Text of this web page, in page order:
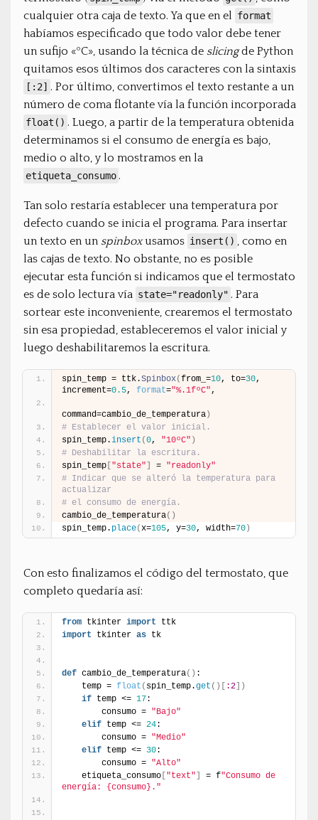
cualquier otra caja de texto. Ya que en el format
habíamos especificado que todo valor debe tener
un sufijo «ºC», usando la técnica de slicingde Python
quitamos esos últimos dos caracteres con la sintaxis
[:2] . Por último, convertimos el texto restante a un
número de coma flotante vía la función incorporada
float() . Luego, a partir de la temperatura obtenida
determinamos si el consumo de energía es bajo,
medio o alto, y lo mostramos en la
etiqueta_consumo .
Tan solo restaría establecer una temperatura por
defecto cuando se inicia el programa. Para insertar
un texto en un spinboxusamos insert() , como en
las cajas de texto. No obstante, no es posible
ejecutar esta función si indicamos que el termostato
es de solo lectura vía state="readonly" . Para
sortear este inconveniente, crearemos el termostato
sin esa propiedad, estableceremos el valor inicial y
luego deshabilitaremos la escritura.
spin_temp = ttk.Spinbox(from_=10, to=30,
increment=0.5, format="%.1fºC",
command=cambio_de_temperatura )
# Establecer el valor inicial.
spin_temp.insert (0, "10ºC" )
# Deshabilitar la escritura.
spin_temp "state" = "readonly"
# Indicar que se alteró la temperatura para
actualizar
# el consumo de energía.
cambio_de_temperatura( )
spin_temp. place(x=105, y=30, width=70 )
Con esto finalizamos el código del termostato, que
completo quedaría así:
from tkinter import ttk
import tkinter as tk
def cambio_de_temperatura( ) :
    temp =
float ( spin_temp.get ( ) :2
)
if temp <= 17:
        consumo =
"Bajo"
elif temp <= 24:
        consumo =
"Medio"
elif temp <= 30:
        consumo =
"Alto"
    etiqueta_consumo
"text" = f"Consumo de
energía: {consumo}."